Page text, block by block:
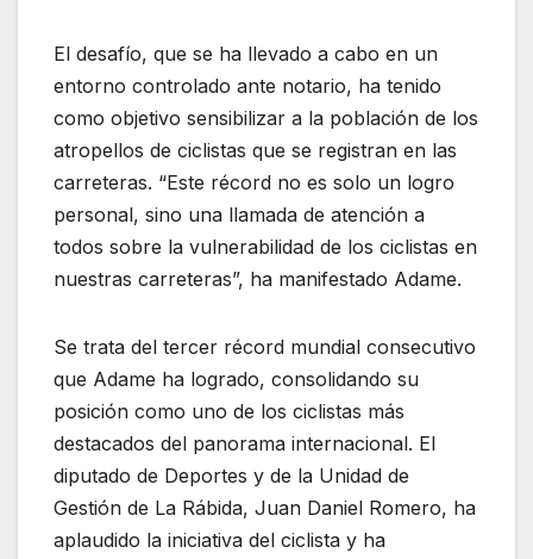
El desafío, que se ha llevado a cabo en un
entorno controlado ante notario, ha tenido
como objetivo sensibilizar a la población de los
atropellos de ciclistas que se registran en las
carreteras. “Este récord no es solo un logro
personal, sino una llamada de atención a
todos sobre la vulnerabilidad de los ciclistas en
nuestras carreteras”, ha manifestado Adame.
Se trata del tercer récord mundial consecutivo
que Adame ha logrado, consolidando su
posición como uno de los ciclistas más
destacados del panorama internacional. El
diputado de Deportes y de la Unidad de
Gestión de La Rábida, Juan Daniel Romero, ha
aplaudido la iniciativa del ciclista y ha